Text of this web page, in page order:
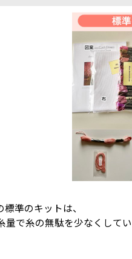
準のキットは、
で糸の無駄を少なくしてい